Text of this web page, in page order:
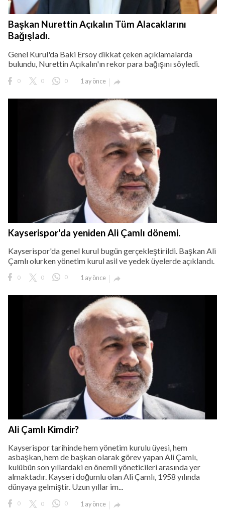
Başkan Nurettin Açıkalın Tüm Alacaklarını
Bağışladı.
Genel Kurul'da Baki Ersoy dikkat çeken açıklamalarda
bulundu, Nurettin Açıkalın'ın rekor para bağışını söyledi.
0 0 0 1 ay önce 
Kayserispor'da yeniden Ali Çamlı dönemi.
Kayserispor'da genel kurul bugün gerçekleştirildi. Başkan Ali
Çamlı olurken yönetim kurul asil ve yedek üyelerde açıklandı.
0 0 0 1 ay önce 
Ali Çamlı Kimdir?
Kayserispor tarihinde hem yönetim kurulu üyesi, hem
asbaşkan, hem de başkan olarak görev yapan Ali Çamlı,
kulübün son yıllardaki en önemli yöneticileri arasında yer
almaktadır. Kayseri doğumlu olan Ali Çamlı, 1958 yılında
dünyaya gelmiştir. Uzun yıllar im...
0 0 0 1 ay önce 